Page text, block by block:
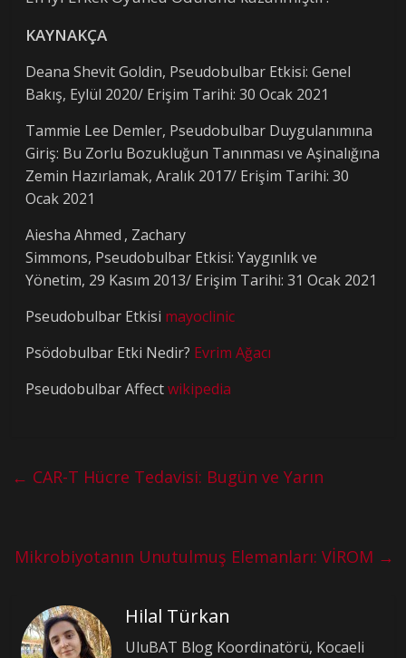
KAYNAKÇA
Deana Shevit Goldin, Pseudobulbar Etkisi: Genel
Bakış, Eylül 2020/ Erişim Tarihi: 30 Ocak 2021
Tammie Lee Demler, Pseudobulbar Duygulanımına
Giriş: Bu Zorlu Bozukluğun Tanınması ve Aşinalığına
Zemin Hazırlamak, Aralık 2017/ Erişim Tarihi: 30
Ocak 2021
Aiesha Ahmed , Zachary
Simmons, Pseudobulbar Etkisi: Yaygınlık ve
Yönetim, 29 Kasım 2013/ Erişim Tarihi: 31 Ocak 2021
Pseudobulbar Etkisi mayoclinic
Psödobulbar Etki Nedir? Evrim Ağacı
Pseudobulbar Affectwikipedia
← CAR-T Hücre Tedavisi: Bugün ve Yarın
Mikrobiyotanın Unutulmuş Elemanları: VİROM →
Hilal Türkan
UluBAT Blog Koordinatörü, Kocaeli